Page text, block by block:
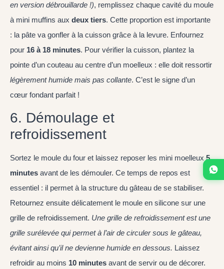
en version débrouillarde !), remplissez chaque cavité du moule
à mini muffins aux deux tiers. Cette proportion est importante
: la pâte va gonfler à la cuisson grâce à la levure. Enfournez
pour 16 à 18 minutes. Pour vérifier la cuisson, plantez la
pointe d’un couteau au centre d’un moelleux : elle doit ressortir
légèrement humide mais pas collante. C’est le signe d’un
cœur fondant parfait !
6. Démoulage et
refroidissement
Sortez le moule du four et laissez reposer les mini moelleux5
minutes avant de les démouler. Ce temps de repos est
essentiel : il permet à la structure du gâteau de se stabiliser.
Retournez ensuite délicatement le moule en silicone sur une
grille de refroidissement. Une grille de refroidissement est une
grille surélevée qui permet à l’air de circuler sous le gâteau,
évitant ainsi qu’il ne devienne humide en dessous. Laissez
refroidir au moins 10 minutes avant de servir ou de décorer.